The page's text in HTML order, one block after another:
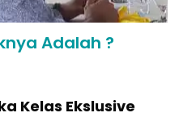
Adalah ?
Kelas Ekslusive